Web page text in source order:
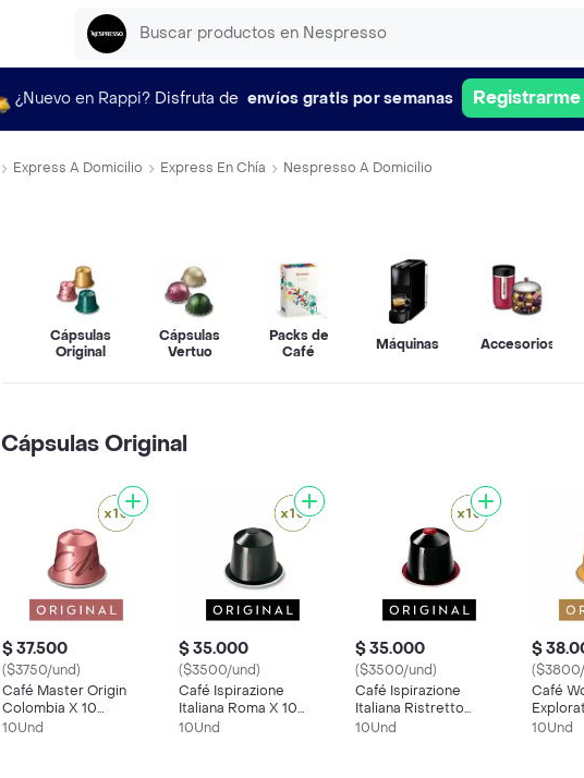
¿Nuevo en Rappi? Disfruta de envíos gratis por semanas Registrarme
Express A Domicilio Express En Chía Nespresso A Domicilio
Cápsulas
Original
Cápsulas
Vertuo
Packs de
Café
Máquinas Accesorios
Cápsulas Original
$ 37.500
($3750/und)
Café Master Origin
Colombia X 10
Cápsulas Original
10Und
$ 35.000
($3500/und)
Café Ispirazione
Italiana Roma X 10
Cápsulas Original
10Und
$ 35.000
($3500/und)
Café Ispirazione
Italiana Ristretto
Decaffeinato X 10
10Und
$
Café
X 10
10Und